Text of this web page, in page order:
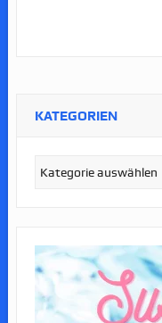
KATEGORIEN